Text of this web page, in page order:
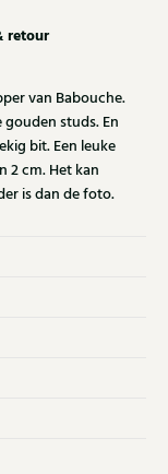
retour
van Babouche.
studs. En
bit. Een leuke
2 cm. Het kan
is dan de foto.